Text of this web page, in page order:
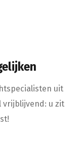
uit
vrijblijvend: u zit